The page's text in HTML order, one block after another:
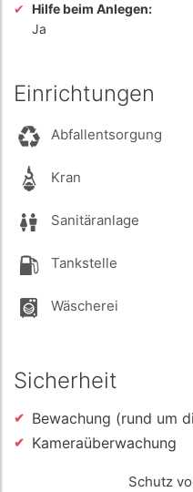
Hilfe beim Anlegen:
Ja
Einrichtungen
Abfallentsorgung
Kran
Sanitäranlage
Tankstelle
Wäscherei
Sicherheit
Bewachung (rund um
Kameraüberwachung
Schutz